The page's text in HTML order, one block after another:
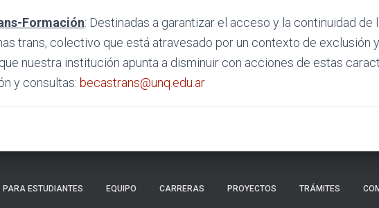
Formación: Destinadas a garantizar el acceso y la continuidad de
trans, colectivo que está atravesado por un contexto de exclusión
nuestra institución apunta a disminuir con acciones de estas
y consultas: becastrans@unq.edu.ar
PARA ESTUDIANTES EQUIPO CARRERAS PROYECTOS TRÁMITES